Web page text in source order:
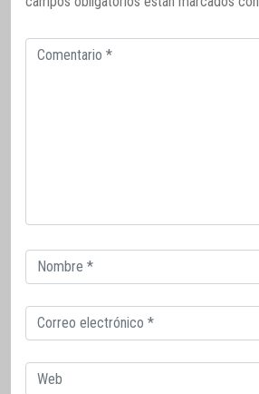
Comentario
Correo
electrónico
Correo
electrónico
Web